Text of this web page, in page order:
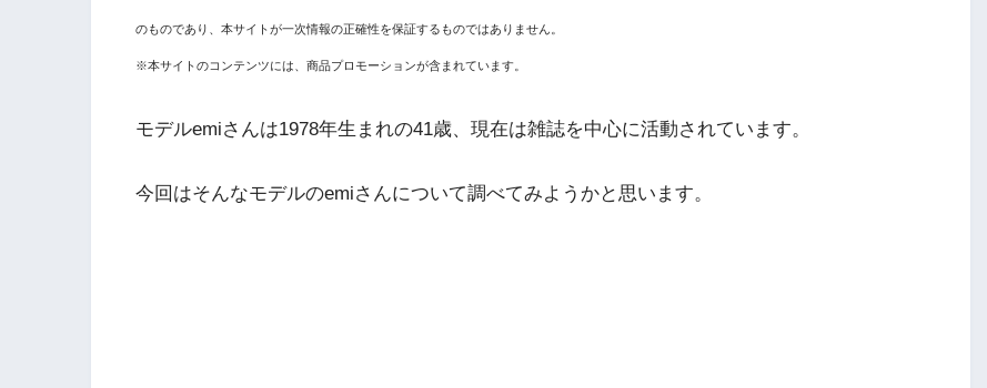
のものであり、本サイトが一次情報の正確性を保証するものではありません。
※本サイトのコンテンツには、商品プロモーションが含まれています。
モデルemiさんは1978年生まれの41歳、現在は雑誌を中心に活動されています。
今回はそんなモデルのemiさんについて調べてみようかと思います。